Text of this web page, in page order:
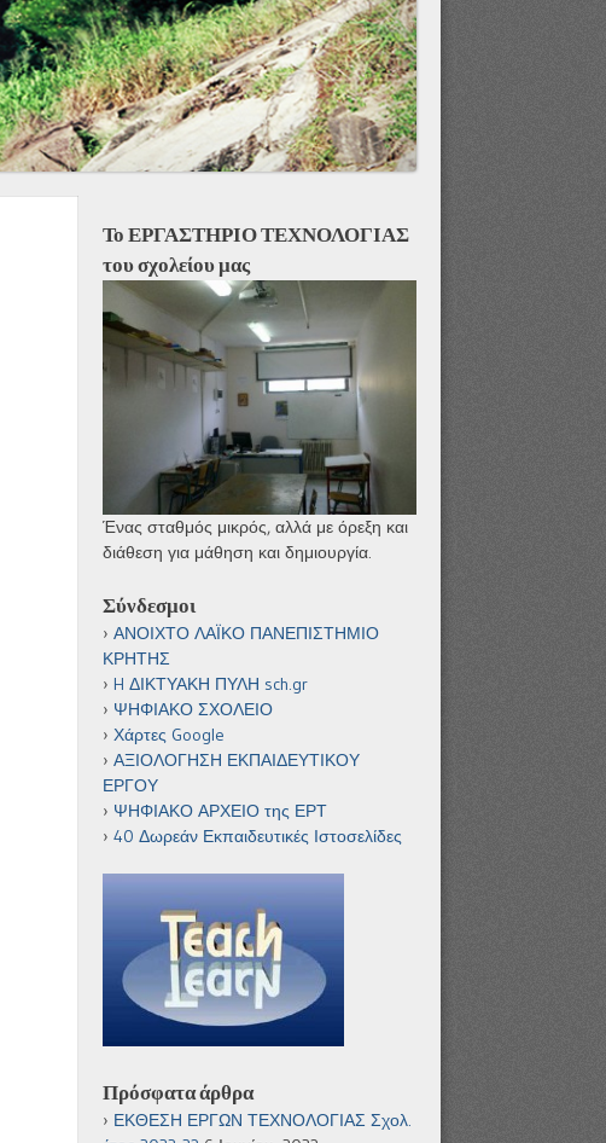
Το ΕΡΓΑΣΤΗΡΙΟ ΤΕΧΝΟΛΟΓΙΑΣ
του σχολείου μας
Ένας σταθμός μικρός, αλλά με όρεξη και
διάθεση για μάθηση και δημιουργία.
Σύνδεσμοι
ΑΝΟΙΧΤΟ ΛΑΪΚΟ ΠΑΝΕΠΙΣΤΗΜΙΟ
ΚΡΗΤΗΣ
H ΔΙΚΤΥΑΚΗ ΠΥΛΗ sch.gr
ΨΗΦΙΑΚΟ ΣΧΟΛΕΙΟ
Χάρτες Google
ΑΞΙΟΛΟΓΗΣΗ ΕΚΠΑΙΔΕΥΤΙΚΟΥ
ΕΡΓΟΥ
ΨΗΦΙΑΚΟ ΑΡΧΕΙΟ της ΕΡΤ
40 Δωρεάν Εκπαιδευτικές Ιστοσελίδες
Πρόσφατα άρθρα
ΕΚΘΕΣΗ ΕΡΓΩΝ ΤΕΧΝΟΛΟΓΙΑΣ Σχολ.